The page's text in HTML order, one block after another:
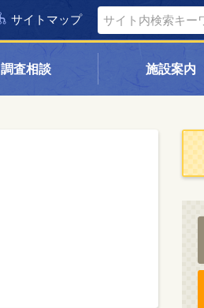
サイトマップ
調査相談 施設案内